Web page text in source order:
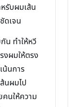
รับผมเส้น
ดเจน
น ทำให้หวี
งผมให้ตรง
น้นการ
นผมไป
นให้ความ